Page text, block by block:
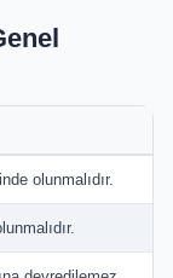
olunmalıdır.